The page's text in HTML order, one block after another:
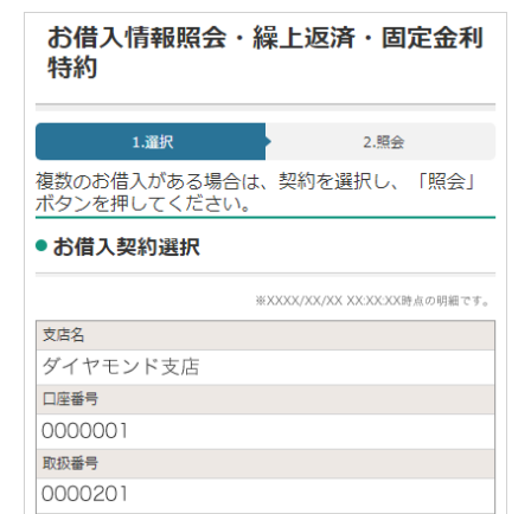
就業不能保険
認知症保険
海外旅行保険
国内旅行傷害保険
スマホ保険
傷害保険
介護保険
カード
クレジットカード
デビットカード
イオン銀行アプリ
通帳アプリ
イオン銀行PayB
イオングループアプリ
iAEON
AEON Pay
支払・入金・サービス